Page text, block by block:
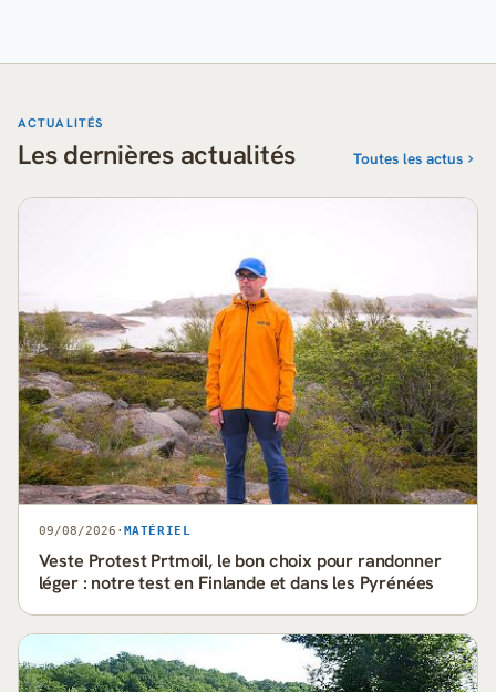
ACTUALITÉS
Les dernières actualités Toutes les actus
09/08/2026 · MATÉRIEL
Veste Protest Prtmoil, le bon choix pour randonner
léger : notre test en Finlande et dans les Pyrénées